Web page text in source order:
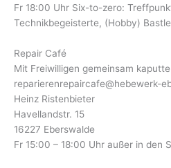
Fr 18:00 Uhr Six-to-zero:
Technikbegeisterte, (Hobby)
Repair Café
Mit Freiwilligen gemeinsam
reparierenrepaircafe@hebewerk-
Heinz Ristenbieter
Havellandstr. 15
16227 Eberswalde
Fr 15:00 – 18:00 Uhr außer in den